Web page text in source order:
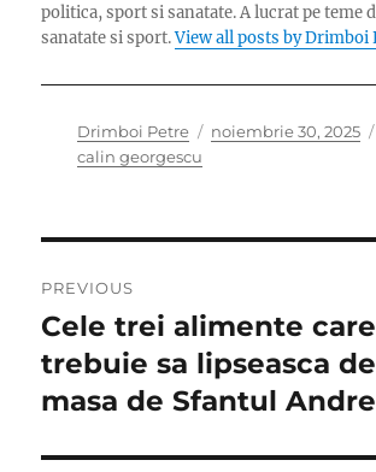
politica, sport si sanatate. A lucrat pe teme
sanatate si sport.View all posts by Drimboi
Author
Drimboi Petre
Posted
noiembrie 30, 2025
calin georgescu
în
articole
PREVIOUS
Previous
post:
Cele trei alimente
trebuie sa lipseasca
masa de Sfantul